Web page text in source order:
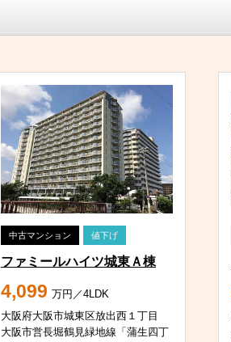
中古マンション 値下げ
ファミールハイツ城東Ａ棟
4,099 万円／4LDK
大阪府大阪市城東区放出西１丁目
大阪市営長堀鶴見緑地線「蒲生四丁